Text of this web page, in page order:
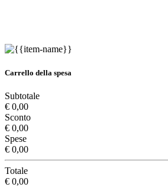
Carrello della spesa
Subtotale
€ 0,00
Sconto
€ 0,00
Spese
€ 0,00
Totale
€ 0,00